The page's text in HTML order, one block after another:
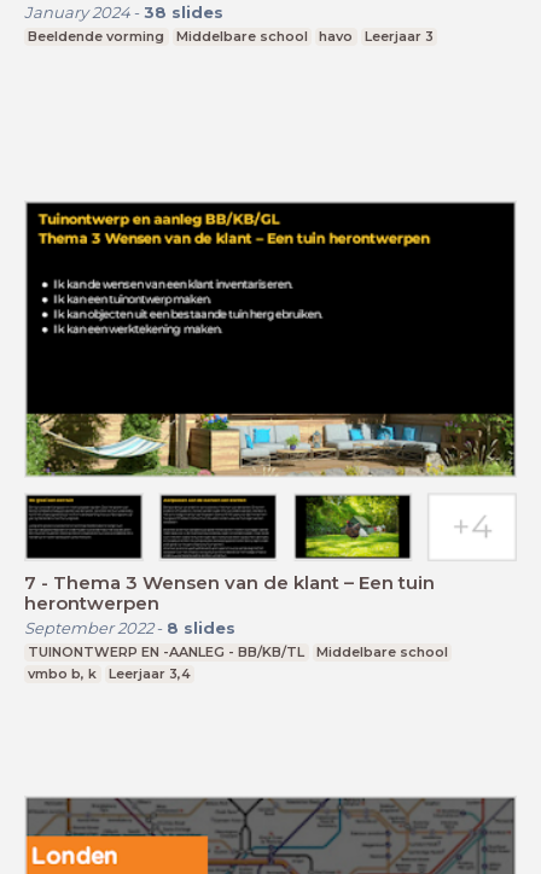
January 2024- 38 slides
Beeldende vorming Middelbare school havo Leerjaar 3
7 - Thema 3 Wensen van de klant – Een tuin
herontwerpen
September 2022- 8 slides
TUINONTWERP EN -AANLEG - BB/KB/TL
Middelbare school
vmbo b, k
Leerjaar 3,4